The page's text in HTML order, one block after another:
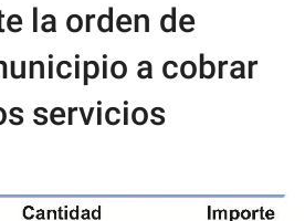
la orden de
a cobrar
servicios